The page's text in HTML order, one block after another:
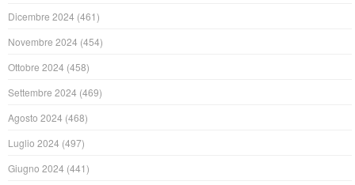
Dicembre 2024 (461)
Novembre 2024 (454)
Ottobre 2024 (458)
Settembre 2024 (469)
Agosto 2024 (468)
Luglio 2024 (497)
Giugno 2024 (441)